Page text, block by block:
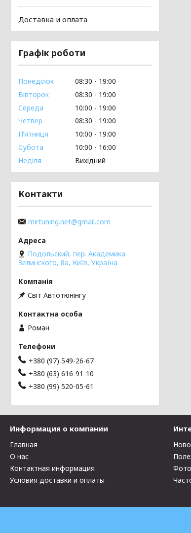
Доставка и оплата
Графік роботи
Понеділок 08:30
19:00
Вівторок
08:30
19:00
Середа
10:00
19:00
Четвер
08:30
19:00
Пʼятниця
10:00
19:00
Субота
10:00
16:00
Неділя
Вихідний
Контакти
mirtuning.net@gmail.com
Подольский, пер. Академика
Зелинского, 8а, Київ, Україна
Світ Автотюнінгу
Роман
+380 (97) 549-26-67
+380 (63) 616-91-10
+380 (99) 520-05-61
Информация о компании
Главная
О нас
Контактная информация
Условия доставки и оплаты